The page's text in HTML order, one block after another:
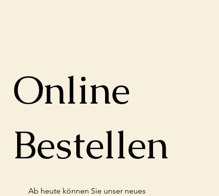
Online
Bestellen
Ab heute können Sie unser neues